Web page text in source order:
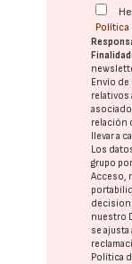
Envío
relativos
relación
llevar a
Los
grupo
Acceso,
nuestro
se
Política